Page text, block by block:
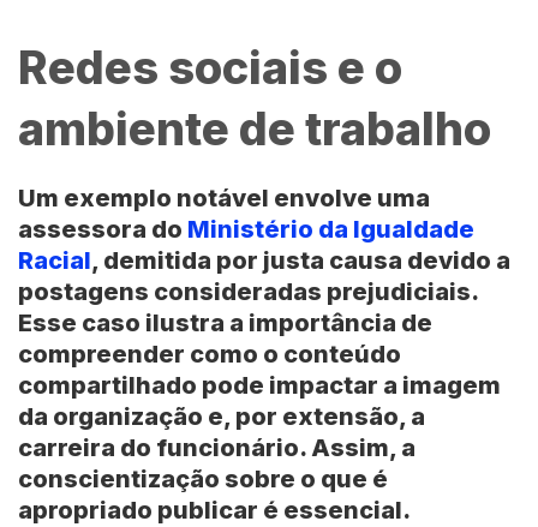
Redes sociais e o
ambiente de trabalho
Um exemplo notável envolve uma
assessora do Ministério da Igualdade
Racial, demitida por justa causa devido a
postagens consideradas prejudiciais.
Esse caso ilustra a importância de
compreender como o conteúdo
compartilhado pode impactar a imagem
da organização e, por extensão, a
carreira do funcionário. Assim, a
conscientização sobre o que é
apropriado publicar é essencial.